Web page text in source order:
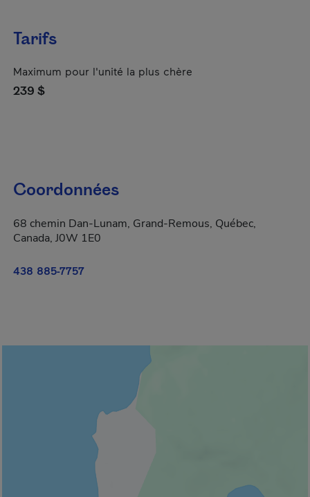
Tarifs
Maximum pour l'unité la plus chère
239 $
Coordonnées
68 chemin Dan-Lunam, Grand-Remous, Québec,
Canada, J0W 1E0
438 885-7757